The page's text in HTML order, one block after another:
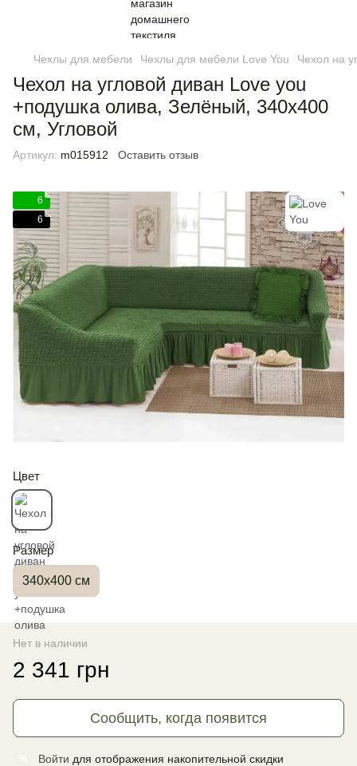
Чехлы для мебели Чехлы для мебели Love You Чехол на
Чехол на угловой диван Love you
+подушка олива, Зелёный, 340х400
см, Угловой
Артикул: m015912 Оставить отзыв
6
6
Цвет
Размер
340х400 см
Нет в наличии
2 341 грн
Сообщить, когда появится
Войти для отображения накопительной скидки